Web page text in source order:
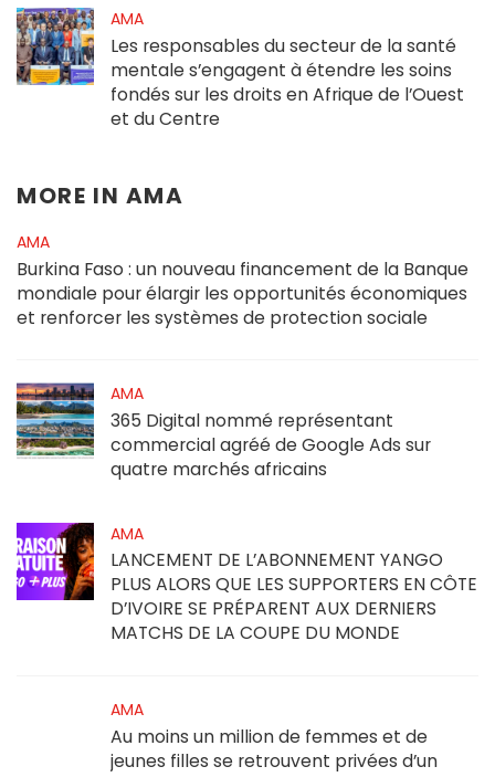
AMA
Les responsables du secteur de la santé
mentale s’engagent à étendre les soins
fondés sur les droits en Afrique de l’Ouest
et du Centre
MORE IN AMA
AMA
Burkina Faso : un nouveau financement de la Banque
mondiale pour élargir les opportunités économiques
et renforcer les systèmes de protection sociale
AMA
365 Digital nommé représentant
commercial agréé de Google Ads sur
quatre marchés africains
AMA
LANCEMENT DE L’ABONNEMENT YANGO
PLUS ALORS QUE LES SUPPORTERS EN CÔTE
D’IVOIRE SE PRÉPARENT AUX DERNIERS
MATCHS DE LA COUPE DU MONDE
AMA
Au moins un million de femmes et de
jeunes filles se retrouvent privées d’un